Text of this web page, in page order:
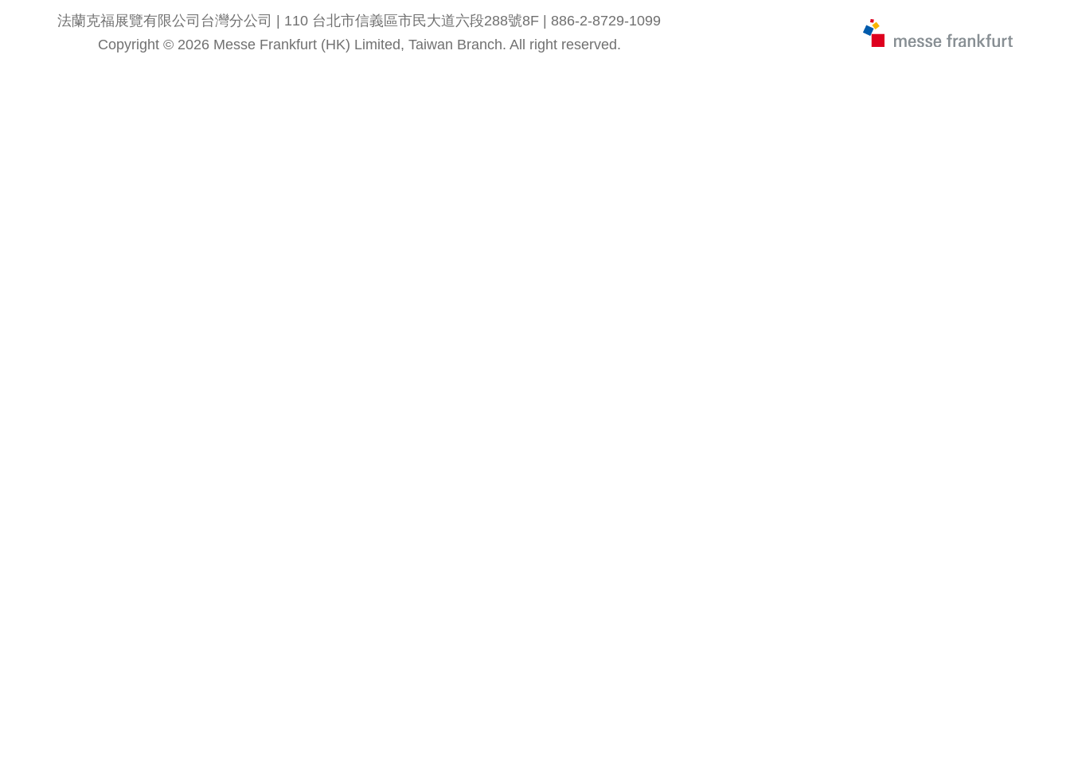
法蘭克福展覽有限公司台灣分公司 | 110 台北市信義區市民大道六段288號8F | 886-2-8729-1099
Copyright © 2026 Messe Frankfurt (HK) Limited, Taiwan Branch. All right reserved.